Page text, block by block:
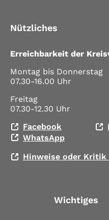
Nützliches
Erreichbarkeit der
Montag bis Donnerstag
07.30-16.00 Uhr
Freitag
07.30-12.30 Uhr
Facebook
WhatsApp
Hinweise oder
Wichtiges